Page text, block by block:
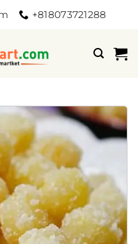
+818073721288